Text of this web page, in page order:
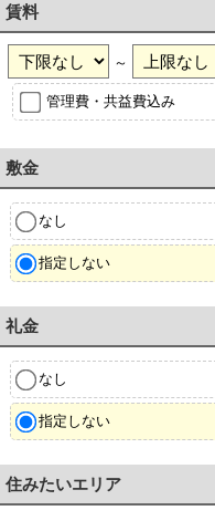
賃料
～
管理費・共益費込み
敷金
なし
指定しない
礼金
なし
指定しない
住みたいエリア